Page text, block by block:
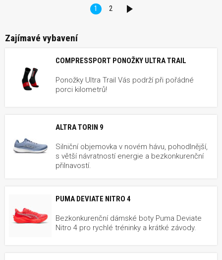
1 2
DALŠÍ
Zajímavé vybavení
COMPRESSPORT PONOŽKY ULTRA TRAIL
Ponožky Ultra Trail Vás podrží při pořádné
porci kilometrů!
ALTRA TORIN 9
Silniční objemovka v novém hávu, pohodlnější,
s větší návratností energie a bezkonkurenční
přilnavostí.
PUMA DEVIATE NITRO 4
Bezkonkurenční dámské boty Puma Deviate
Nitro 4 pro rychlé tréninky a krátké závody.